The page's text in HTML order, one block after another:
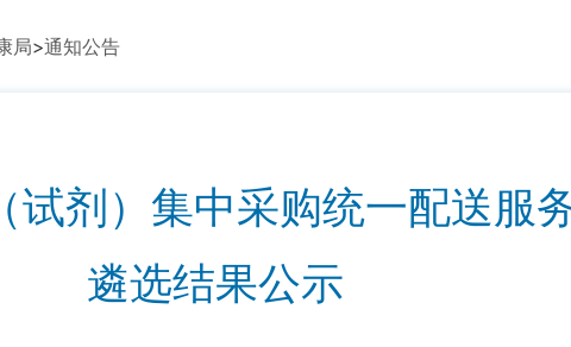
局>通知公告
剂）集中采购统一配送服
遴选结果公示